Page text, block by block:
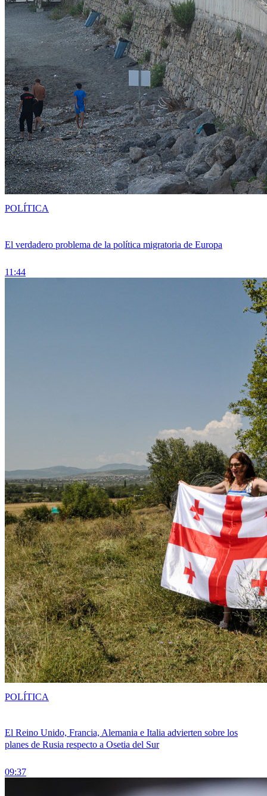
El verdadero problema de la política migratoria de Europa
11:44
POLÍTICA
El Reino Unido, Francia, Alemania e Italia advierten sobre los
planes de Rusia respecto a Osetia del Sur
09:37
POLÍTICA